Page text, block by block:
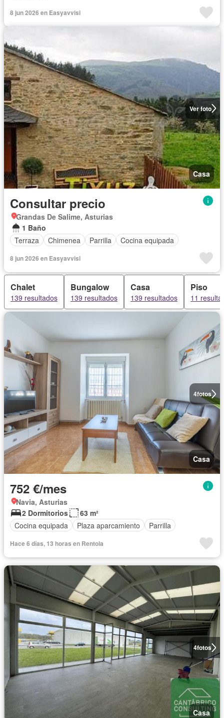
8 jun 2026 en Easyavvisi
Ver foto
Casa
Consultar precio
Grandas De Salime, Asturias
1 Baño
Terraza
Chimenea Parrilla Cocina equipada
8 jun 2026 en Easyavvisi
Chalet
139 resultados
Bungalow
139 resultados
Casa
139 resultados
Piso
11
4fotos
Casa
752 €/mes
Navia, Asturias
2 Dormitorios
63 m²
Cocina equipada
Plaza aparcamiento Parrilla
Hace 6 días, 13 horas en Rentola
4fotos
Casa